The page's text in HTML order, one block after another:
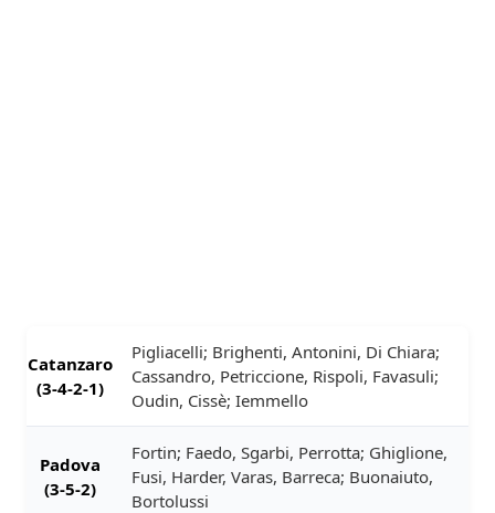
Catanzaro
(3-4-2-1)
Pigliacelli; Brighenti, Antonini, Di Chiara;
Cassandro, Petriccione, Rispoli, Favasuli;
Oudin, Cissè; Iemmello
Padova
(3-5-2)
Fortin; Faedo, Sgarbi, Perrotta; Ghiglione,
Fusi, Harder, Varas, Barreca; Buonaiuto,
Bortolussi